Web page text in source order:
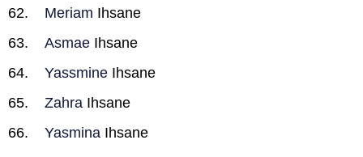
Meriam Ihsane
Asmae Ihsane
Yassmine Ihsane
Zahra Ihsane
Yasmina Ihsane